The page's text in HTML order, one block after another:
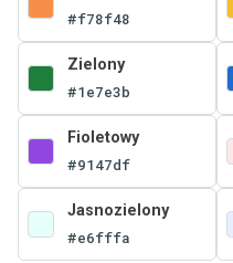
#f78f48
Zielony
#1e7e3b
Fioletowy
#9147df
Jasnozielony
#e6fffa